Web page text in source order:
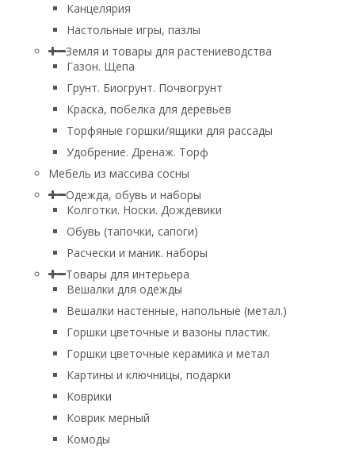
Канцелярия
Настольные игры, пазлы
Земля и товары для растениеводства
Газон. Щепа
Грунт. Биогрунт. Почвогрунт
Краска, побелка для деревьев
Торфяные горшки/ящики для рассады
Удобрение. Дренаж. Торф
Мебель из массива сосны
Одежда, обувь и наборы
Колготки. Носки. Дождевики
Обувь (тапочки, сапоги)
Расчески и маник. наборы
Товары для интерьера
Вешалки для одежды
Вешалки настенные, напольные (метал.)
Горшки цветочные и вазоны пластик.
Горшки цветочные керамика и метал
Картины и ключницы, подарки
Коврики
Коврик мерный
Комоды